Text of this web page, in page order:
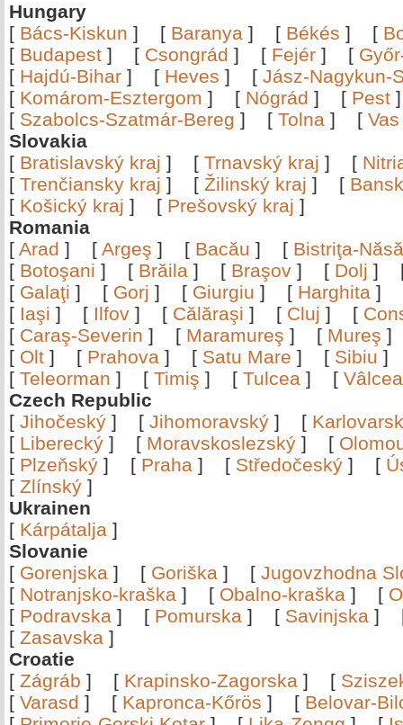
Hungary
[ Bács-Kiskun ] [ Baranya ] [ Békés ] [
[ Budapest ] [ Csongrád ] [ Fejér ] [
[ Hajdú-Bihar ] [ Heves ] [ Jász-Nagykun-
[ Komárom-Esztergom ] [ Nógrád ] [ Pest
[ Szabolcs-Szatmár-Bereg ] [ Tolna ] [ Vas
Slovakia
[ Bratislavský kraj ] [ Trnavský kraj ] [
[ Trenčiansky kraj ] [ Žilinský kraj ] [
[ Košický kraj ] [ Prešovský kraj ]
Romania
[ Arad ] [ Argeş ] [ Bacău ] [ Bistriţa-
[ Botoşani ] [ Brăila ] [ Braşov ] [ Dolj ]
[ Galaţi ] [ Gorj ] [ Giurgiu ] [ Harghita ]
[ Iaşi ] [ Ilfov ] [ Călăraşi ] [ Cluj ] [
[ Caraş-Severin ] [ Maramureş ] [ Mureş
[ Olt ] [ Prahova ] [ Satu Mare ] [ Sibiu
[ Teleorman ] [ Timiş ] [ Tulcea ] [
Czech Republic
[ Jihočeský ] [ Jihomoravský ] [
[ Liberecký ] [ Moravskoslezský ] [
[ Plzeňský ] [ Praha ] [ Středočeský ] [
[ Zlínský ]
Ukrainen
[ Kárpátalja ]
Slovanie
[ Gorenjska ] [ Goriška ] [ Jugovzhodna
[ Notranjsko-kraška ] [ Obalno-kraška ] [
[ Podravska ] [ Pomurska ] [ Savinjska ]
[ Zasavska ]
Croatie
[ Zágráb ] [ Krapinsko-Zagorska ] [
[ Varasd ] [ Kapronca-Kőrös ] [ Belovar-